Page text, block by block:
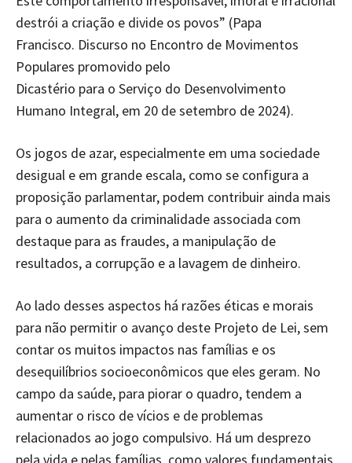
destrói a criação e divide os povos” (Papa
Francisco. Discurso no Encontro de Movimentos
Populares promovido pelo
Dicastério para o Serviço do Desenvolvimento
Humano Integral, em 20 de setembro de 2024).
Os jogos de azar, especialmente em uma sociedade
desigual e em grande escala, como se configura a
proposição parlamentar, podem contribuir ainda mais
para o aumento da criminalidade associada com
destaque para as fraudes, a manipulação de
resultados, a corrupção e a lavagem de dinheiro.
Ao lado desses aspectos há razões éticas e morais
para não permitir o avanço deste Projeto de Lei, sem
contar os muitos impactos nas famílias e os
desequilíbrios socioeconômicos que eles geram. No
campo da saúde, para piorar o quadro, tendem a
aumentar o risco de vícios e de problemas
relacionados ao jogo compulsivo. Há um desprezo